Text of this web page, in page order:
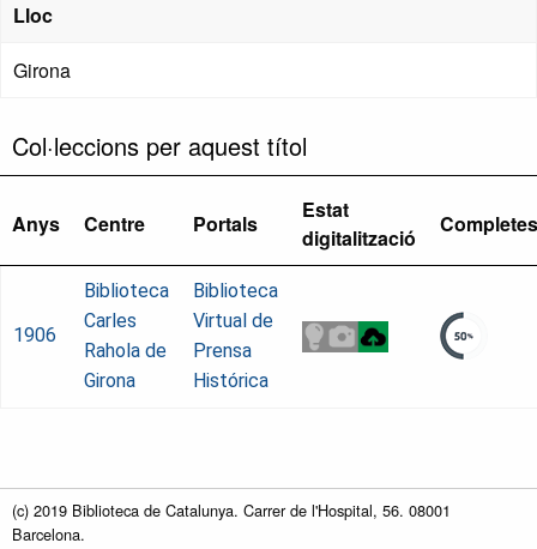
Lloc
Girona
Col·leccions per aquest títol
Anys Centre Portals
Estat
digitalització
1906
Biblioteca
Carles
Rahola de
Girona
Biblioteca
Virtual de
Prensa
Histórica
(c) 2019 Biblioteca de Catalunya. Carrer de l'Hospital, 56. 08001
Barcelona.